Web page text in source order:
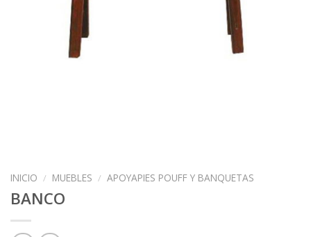
INICIO / MUEBLES / APOYAPIES POUFF Y BANQUETAS
BANCO